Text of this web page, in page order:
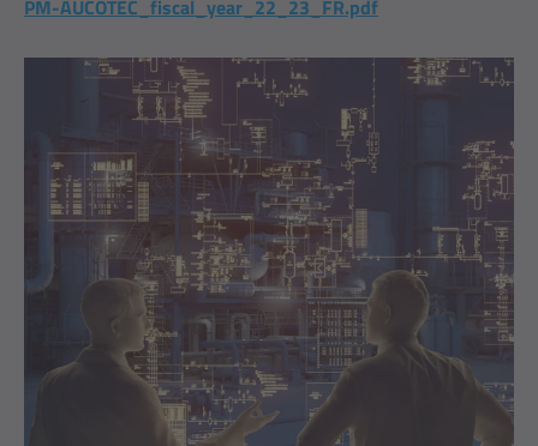
PM-AUCOTEC_fiscal_year_22_23_FR.pdf